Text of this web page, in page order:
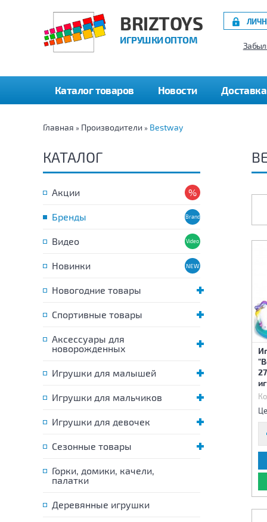
BRIZTOYS
ИГРУШКИ ОПТОМ
Каталог товаров Новости Доставка
Главная » Производители » Bestway
КАТАЛОГ
Акции
Бренды
Видео
Новинки
Новогодние товары
Спортивные товары
Аксессуары для
новорожденных
Игрушки для малышей
Игрушки для мальчиков
Игрушки для девочек
Сезонные товары
Горки, домики, качели,
палатки
Деревянные игрушки